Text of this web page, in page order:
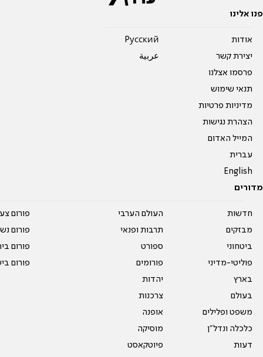
פנו אלינו
אודות
יצירת קשר
פרסמו אצלנו
תנאי שימוש
מדיניות פרטיות
הצהרת נגישות
המייל האדום
עברית
English
Pусский
عربية
מדורים
חדשות
מבזקים
ביטחוני
פוליטי-מדיני
בארץ
בעולם
משפט ופלילים
כלכלה ונדל"ן
דעות
העולם הערבי
תרבות ופנאי
ספורט
פורומים
יהדות
צרכנות
אופנה
מוסיקה
פיוטקאסט
פורום
פורום
פורום
פורום